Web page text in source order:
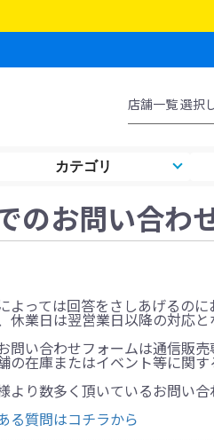
カテゴリ
のお問い合わ
よっては回答をさしあげるのに
休業日は翌営業日以降の対応と
問い合わせフォームは通信販売
の在庫またはイベント等に関
より数多く頂いているお問い
る質問はコチラから